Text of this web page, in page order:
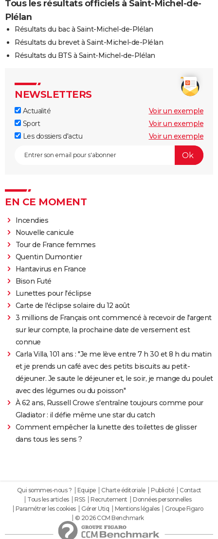
Tous les résultats officiels à Saint-Michel-de-
Plélan
Résultats du bac à Saint-Michel-de-Plélan
Résultats du brevet à Saint-Michel-de-Plélan
Résultats du BTS à Saint-Michel-de-Plélan
NEWSLETTERS
Actualité
Voir un exemple
Sport
Voir un exemple
Les dossiers d'actu
Voir un exemple
EN CE MOMENT
Incendies
Nouvelle canicule
Tour de France femmes
Quentin Dumontier
Hantavirus en France
Bison Futé
Lunettes pour l'éclipse
Carte de l'éclipse solaire du 12 août
3 millions de Français ont commencé à recevoir de l'argent
sur leur compte, la prochaine date de versement est
connue
Carla Villa, 101 ans : "Je me lève entre 7 h 30 et 8 h du matin
et je prends un café avec des petits biscuits au petit-
déjeuner. Je saute le déjeuner et, le soir, je mange du poulet
avec des légumes ou du poisson"
À 62 ans, Russell Crowe s'entraîne toujours comme pour
Gladiator : il défie même une star du catch
Comment empêcher la lunette des toilettes de glisser
dans tous les sens ?
Qui sommes-nous ? Equipe Charte éditoriale Publicité
Contact
Tous les articles
RSS Recrutement
Données personnelles
Paramétrer les cookies
Gérer Utiq Mentions légales
Groupe Figaro
© 2026 CCM Benchmark